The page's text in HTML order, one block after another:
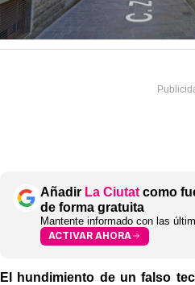
Añadir La Ciutat como
de forma gratuita
Mantente informado con las
ACTIVAR AHORA
El hundimiento de un falso